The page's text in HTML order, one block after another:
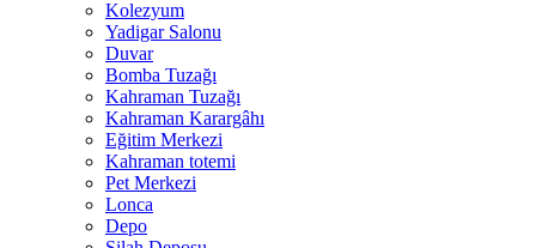
Kolezyum
Yadigar Salonu
Duvar
Bomba Tuzağı
Kahraman Tuzağı
Kahraman Karargâhı
Eğitim Merkezi
Kahraman totemi
Pet Merkezi
Lonca
Depo